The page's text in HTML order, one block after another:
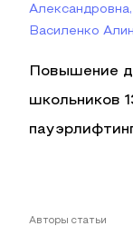
Василенко
Повышение
школьников
Авторы статьи